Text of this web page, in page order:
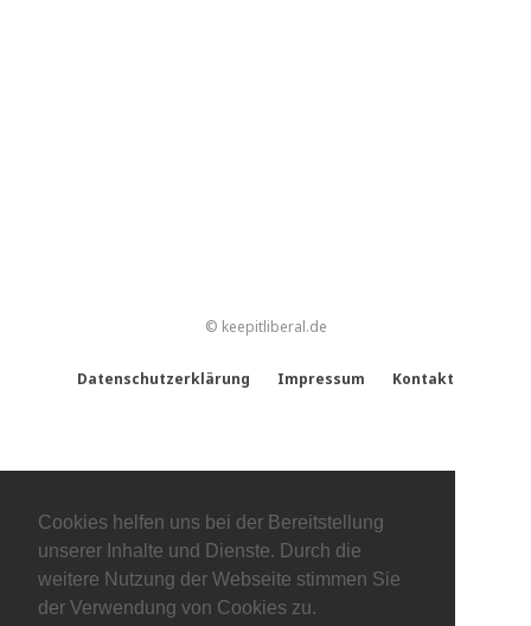
Cookies helfen uns bei der Bereitstellung
unserer Inhalte und Dienste. Durch die
weitere Nutzung der Webseite stimmen Sie
der Verwendung von Cookies zu.
© keepitliberal.de
Datenschutzerklärung Impressum Kontakt